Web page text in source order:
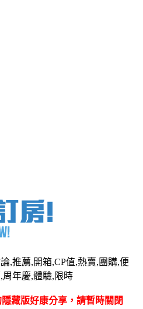
,推薦,開箱,CP值,熱賣,團購,便
周年慶,體驗,限時
藏版好康分享，請暫時關閉